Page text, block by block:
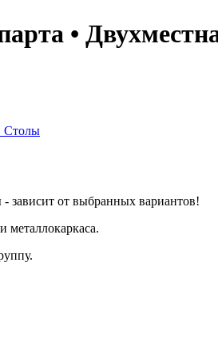
•
Столы
зависит от выбранных вариантов!
металлокаркаса.